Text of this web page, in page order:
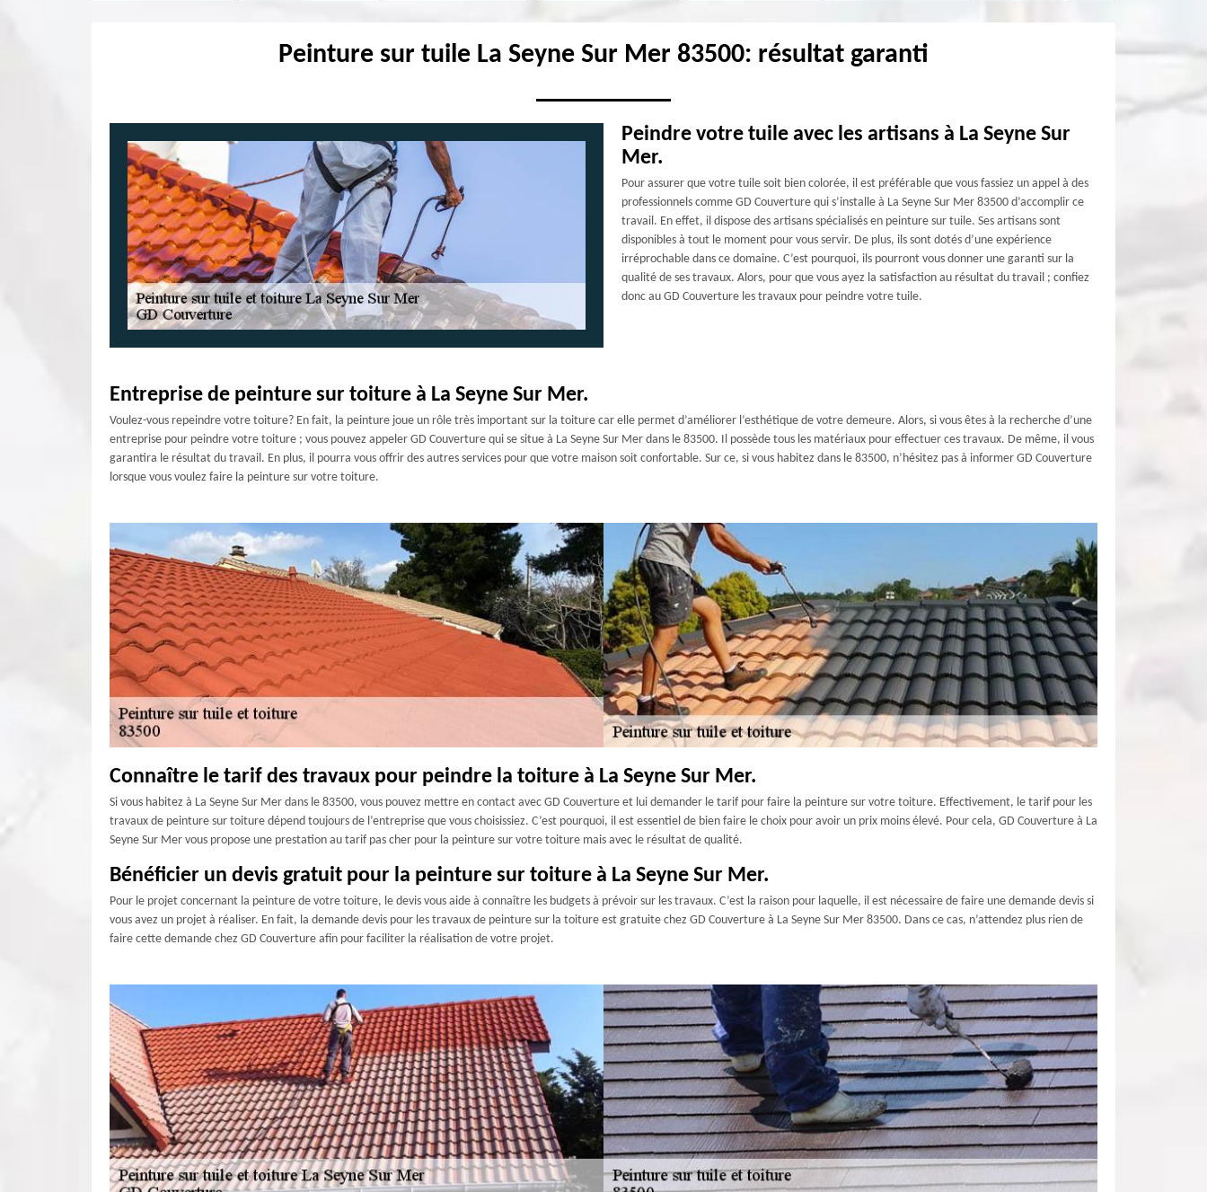
Peinture sur tuile La Seyne Sur Mer 83500: résultat garanti
Peindre votre tuile avec les artisans à La Seyne Sur
Mer.
Pour assurer que votre tuile soit bien colorée, il est préférable que vous fassiez un appel à des
professionnels comme GD Couverture qui s’installe à La Seyne Sur Mer 83500 d’accomplir ce
travail. En effet, il dispose des artisans spécialisés en peinture sur tuile. Ses artisans sont
disponibles à tout le moment pour vous servir. De plus, ils sont dotés d’une expérience
irréprochable dans ce domaine. C’est pourquoi, ils pourront vous donner une garanti sur la
qualité de ses travaux. Alors, pour que vous ayez la satisfaction au résultat du travail ; confiez
donc au GD Couverture les travaux pour peindre votre tuile.
Entreprise de peinture sur toiture à La Seyne Sur Mer.
Voulez-vous repeindre votre toiture? En fait, la peinture joue un rôle très important sur la toiture car elle permet d’améliorer l’esthétique de votre demeure. Alors, si vous êtes à la recherche d’une
entreprise pour peindre votre toiture ; vous pouvez appeler GD Couverture qui se situe à La Seyne Sur Mer dans le 83500. Il possède tous les matériaux pour effectuer ces travaux. De même, il vous
garantira le résultat du travail. En plus, il pourra vous offrir des autres services pour que votre maison soit confortable. Sur ce, si vous habitez dans le 83500, n’hésitez pas à informer GD Couverture
lorsque vous voulez faire la peinture sur votre toiture.
Connaître le tarif des travaux pour peindre la toiture à La Seyne Sur Mer.
Si vous habitez à La Seyne Sur Mer dans le 83500, vous pouvez mettre en contact avec GD Couverture et lui demander le tarif pour faire la peinture sur votre toiture. Effectivement, le tarif pour les
travaux de peinture sur toiture dépend toujours de l’entreprise que vous choisissiez. C’est pourquoi, il est essentiel de bien faire le choix pour avoir un prix moins élevé. Pour cela, GD Couverture à La
Seyne Sur Mer vous propose une prestation au tarif pas cher pour la peinture sur votre toiture mais avec le résultat de qualité.
Bénéficier un devis gratuit pour la peinture sur toiture à La Seyne Sur Mer.
Pour le projet concernant la peinture de votre toiture, le devis vous aide à connaître les budgets à prévoir sur les travaux. C’est la raison pour laquelle, il est nécessaire de faire une demande devis si
vous avez un projet à réaliser. En fait, la demande devis pour les travaux de peinture sur la toiture est gratuite chez GD Couverture à La Seyne Sur Mer 83500. Dans ce cas, n’attendez plus rien de
faire cette demande chez GD Couverture afin pour faciliter la réalisation de votre projet.